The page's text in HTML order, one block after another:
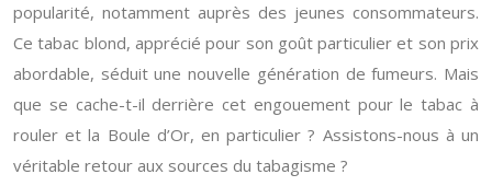
popularité, notamment auprès des jeunes consommateurs.
Ce tabac blond, apprécié pour son goût particulier et son prix
abordable, séduit une nouvelle génération de fumeurs. Mais
que se cache-t-il derrière cet engouement pour le tabac à
rouler et la Boule d’Or, en particulier ? Assistons-nous à un
véritable retour aux sources du tabagisme ?